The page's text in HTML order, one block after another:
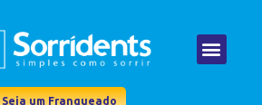
Seja um Franqueado